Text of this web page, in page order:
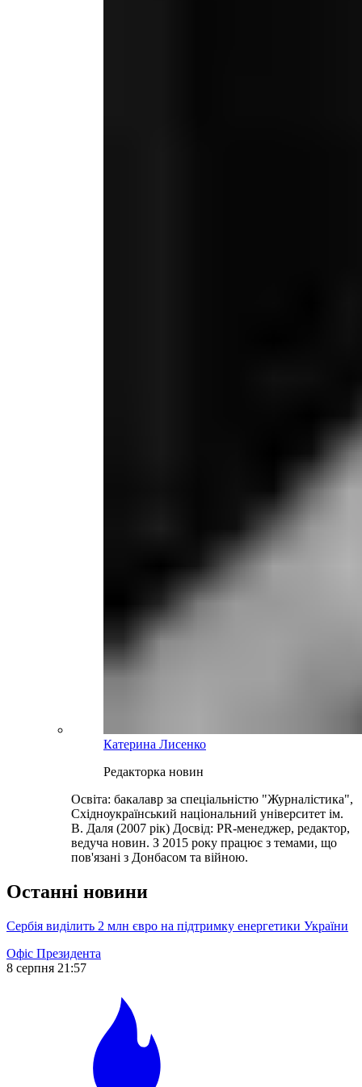
Катерина Лисенко
Редакторка новин
Освіта: бакалавр за спеціальністю "Журналістика",
Східноукраїнський національний університет ім.
В. Даля (2007 рік) Досвід: PR-менеджер, редактор,
ведуча новин. З 2015 року працює з темами, що
пов'язані з Донбасом та війною.
Останні новини
Сербія виділить 2 млн євро на підтримку енергетики України
Офіс Президента
8 серпня 21:57